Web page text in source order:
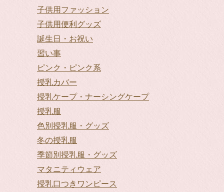
子供用ファッション
子供用便利グッズ
誕生日・お祝い
習い事
ピンク・ピンク系
授乳カバー
授乳ケープ・ナーシングケープ
授乳服
色別授乳服・グッズ
冬の授乳服
季節別授乳服・グッズ
マタニティウェア
授乳口つきワンピース